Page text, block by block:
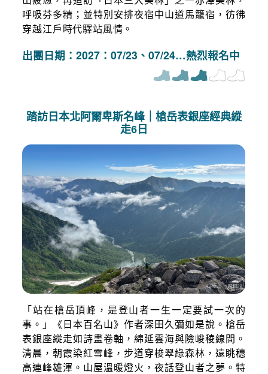
出團日期：2027：07/23、07/24…熱烈報名中
呼吸芬多精；並特別安排夜宿中山道馬籠宿，彷彿
穿越江戶時代驛站風情。
踏訪日本北阿爾卑斯名峰｜槍岳表銀座經典縱
走6日
「站在槍岳頂峰，是登山者一生一定要試一次的
事。」《日本百名山》作者深田久彌如是說。槍岳
表銀座縱走如詩畫卷軸，綿延雲海與險峻稜線間。
清晨，朝霞染紅雪峰，步道穿梭翠綠森林，遠眺穗
高連峰雄渾。山屋溫暖燈火，夜話登山者之夢。特